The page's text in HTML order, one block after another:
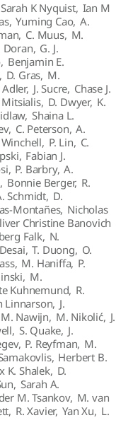
Sarah K Nyquist, Ian M
, Yuming Cao, A.
, C. Muus, M.
Doran, G. J.
, Benjamin E.
, D. Gras, M.
Adler, J. Sucre, Chase J.
Mitsialis, D. Dwyer, K.
, Shaina L.
, C. Peterson, A.
, P. Lin, C.
, Fabian J.
, P. Barbry, A.
, Bonnie Berger, R.
Schmidt, D.
Montañes, Nicholas
Christine Banovich
Falk, N.
, T. Duong, O.
, M. Haniffa, P.
, M.
Kuhnemund, R.
Linnarson, J.
M. Nawijn, M. Nikolić, J.
, S. Quake, J.
, P. Reyfman, M.
, Herbert B.
K. Shalek, D.
, Sarah A.
M. Tsankov, M. van
, R. Xavier, Yan Xu, L.